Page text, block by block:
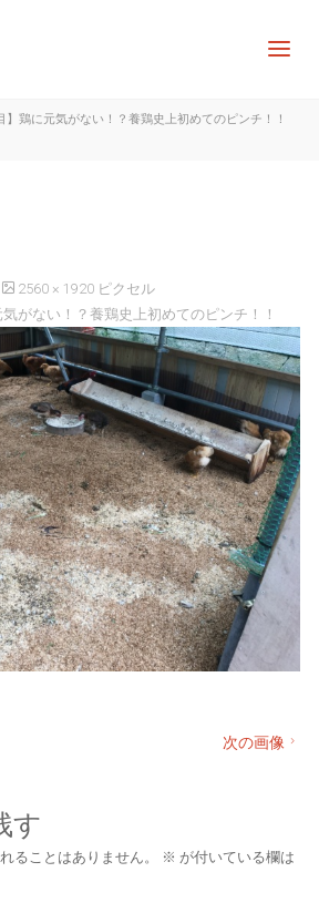
】鶏に元気がない！？養鶏史上初めてのピンチ！！
フ
ル
サ
イ
ズ
2560 × 1920 ピクセル
気がない！？養鶏史上初めてのピンチ！！
次の画像
す
ることはありません。 ※ が付いている欄は